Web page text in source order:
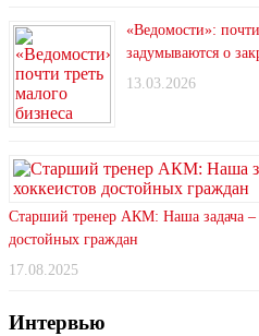
«Ведомости»:
задумываются о
13.03.2026
Старший тренер АКМ: Наша задача –
достойных граждан
17.08.2025
Интервью